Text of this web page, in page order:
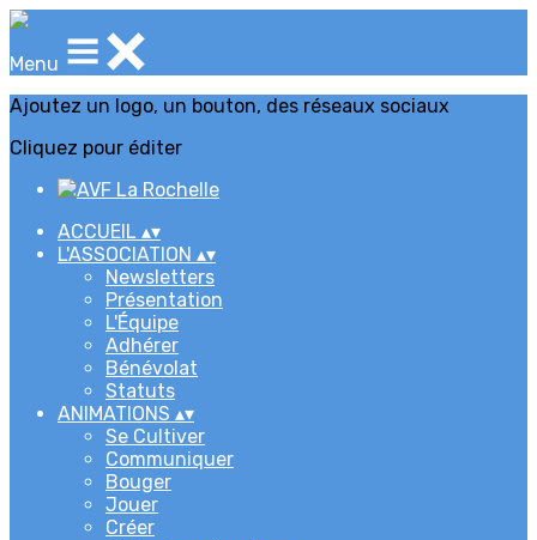
Menu
Ajoutez un logo, un bouton, des réseaux sociaux
Cliquez pour éditer
ACCUEIL ▴▾
L'ASSOCIATION ▴▾
Newsletters
Présentation
L'Équipe
Adhérer
Bénévolat
Statuts
ANIMATIONS ▴▾
Se Cultiver
Communiquer
Bouger
Jouer
Créer